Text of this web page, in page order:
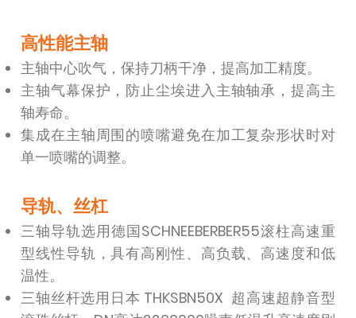
高性能主轴
主轴中心吹气，保持刀柄干净，提高加工精度。
主轴气幕保护，防止尘埃进入主轴轴承，提高主
轴寿命。
集成在主轴周围的喷嘴避免在加工复杂形状时对
单一喷嘴的调整。
导轨、丝杠
三轴导轨选用德国SCHNEEBERBER55滚柱高速重
型线性导轨，具有高刚性、高负载、高速度和低
温性。
三轴丝杆选用日本 THKSBN50X 超高速超静音型